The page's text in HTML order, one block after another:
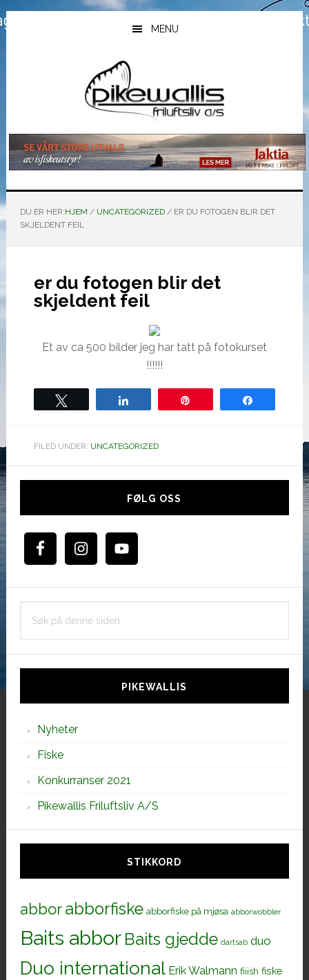
Hopp
til
Hopp
til
Hopp
til
MENU
DU ER HER:HJEM / UNCATEGORIZED /ER DU FOTOGEN BLIR DET
SKJELDENT FEIL
er du fotogen blir det
skjeldent feil
Et av ca 500 bilder jeg har tatt på fotokurset
!!!!!!
FILED UNDER: UNCATEGORIZED
Hoved
sidebar
FØLG OSS
PIKEWALLIS
Nyheter
Fiske
Konkurranser 2021
Pikewallis Friluftsliv A/S
STIKKORD
abborabborfiske abborfiske på mjøsa abborwobbler
Baits abbor Baits gjedde dartsab duo
Duo international Erik Walmann fiiish fiske